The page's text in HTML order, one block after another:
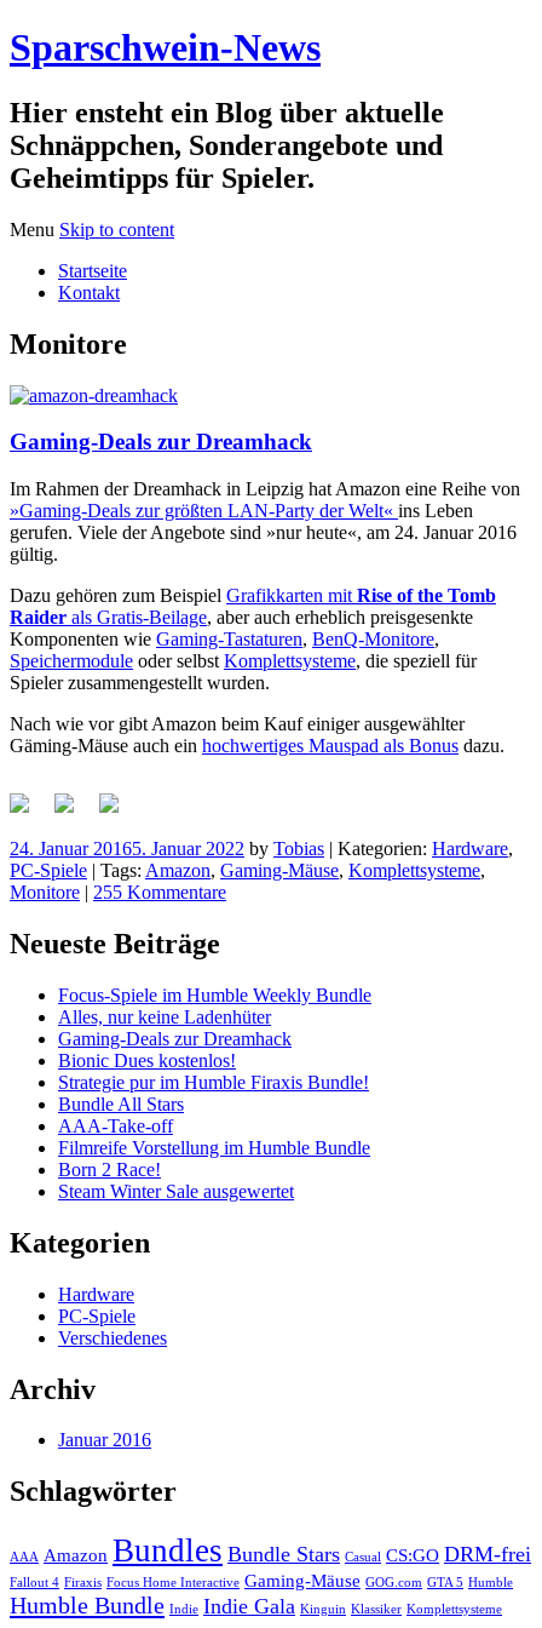
Sparschwein-News
Hier ensteht ein Blog über aktuelle
Schnäppchen, Sonderangebote und
Geheimtipps für Spieler.
Menu Skip to content
Startseite
Kontakt
Monitore
Gaming-Deals zur Dreamhack
Im Rahmen der Dreamhack in Leipzig hat Amazon eine Reihe von
»Gaming-Deals zur größten LAN-Party der Welt« ins Leben
gerufen. Viele der Angebote sind »nur heute«, am 24. Januar 2016
gültig.
Dazu gehören zum Beispiel Grafikkarten mit Rise of the Tomb
Raider als Gratis-Beilage, aber auch erheblich preisgesenkte
Komponenten wie Gaming-Tastaturen, BenQ-Monitore,
Speichermodule oder selbst Komplettsysteme, die speziell für
Spieler zusammengestellt wurden.
Nach wie vor gibt Amazon beim Kauf einiger ausgewählter
Gäming-Mäuse auch ein hochwertiges Mauspad als Bonus dazu.
24. Januar 20165. Januar 2022 by Tobias | Kategorien: Hardware,
PC-Spiele | Tags: Amazon, Gaming-Mäuse, Komplettsysteme,
Monitore | 255 Kommentare
Neueste Beiträge
Focus-Spiele im Humble Weekly Bundle
Alles, nur keine Ladenhüter
Gaming-Deals zur Dreamhack
Bionic Dues kostenlos!
Strategie pur im Humble Firaxis Bundle!
Bundle All Stars
AAA-Take-off
Filmreife Vorstellung im Humble Bundle
Born 2 Race!
Steam Winter Sale ausgewertet
Kategorien
Hardware
PC-Spiele
Verschiedenes
Archiv
Januar 2016
Schlagwörter
AAA Amazon Bundles Bundle Stars Casual CS:GO DRM-frei
Fallout 4 Firaxis Focus Home Interactive Gaming-Mäuse GOG.com GTA 5 Humble
Humble Bundle Indie Indie Gala Kinguin Klassiker Komplettsysteme